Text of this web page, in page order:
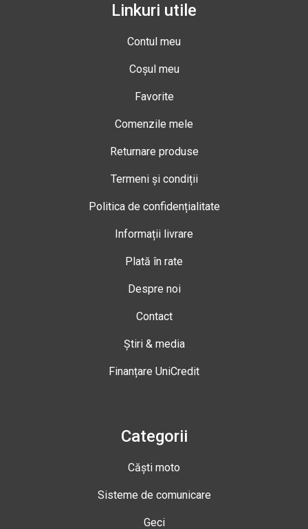
Linkuri utile
Contul meu
Coșul meu
Favorite
Comenzile mele
Returnare produse
Termeni și condiții
Politica de confidențialitate
Informații livrare
Plată în rate
Despre noi
Contact
Știri & media
Finanțare UniCredit
Categorii
Căști moto
Sisteme de comunicare
Geci